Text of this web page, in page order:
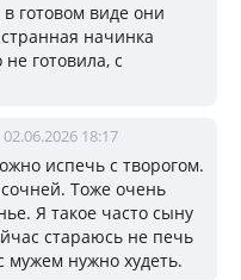
в готовом виде они
начинка
готовила, с
02.06.2026 18:17
испечь с творогом.
Тоже очень
Я такое часто сыну
стараюсь не печь
мужем нужно худеть.